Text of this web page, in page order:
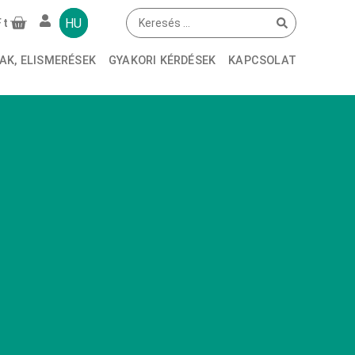
HU
ELISMERÉSEK GYAKORI KÉRDÉSEK KAPCSOLAT